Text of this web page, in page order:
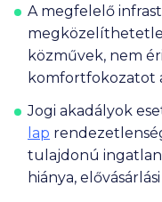
A megfelelő
közművek, nem
komfortfokozatot
Jogi akadályok
lap
tulajdonú
hiánya,